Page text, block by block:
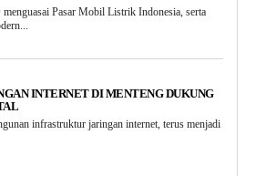
Pasar Mobil Listrik Indonesia, serta
INTERNET DI MENTENG DUKUNG
infrastruktur jaringan internet, terus menjadi